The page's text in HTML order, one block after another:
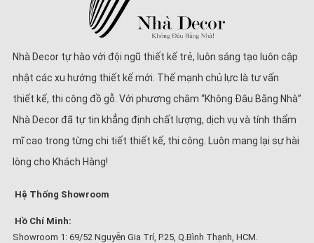
Nhà Decor tự hào với đội ngũ thiết kế trẻ, luôn sáng tạo luôn cập
nhật các xu hướng thiết kế mới. Thế mạnh chủ lực là tư vấn
thiết kế, thi công đồ gỗ. Với phương châm “Không Đâu Bằng Nhà”
Nhà Decor đã tự tin khẳng định chất lượng, dịch vụ và tính thẩm
mĩ cao trong từng chi tiết thiết kế, thi công. Luôn mang lại sự hài
lòng cho Khách Hàng!
Hệ Thống Showroom
Hồ Chí Minh:
Showroom 1: 69/52 Nguyễn Gia Trí, P.25, Q.Bình Thạnh, HCM.